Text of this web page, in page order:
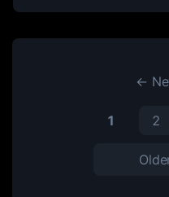
하이볼추천위스키 #하
←
1 2